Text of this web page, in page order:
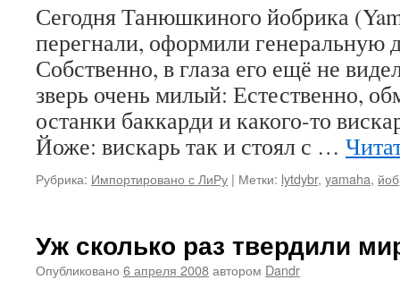
Сегодня Танюшкиного йобрика
перегнали, оформили генеральную
Собственно, в глаза его ещё не
зверь очень милый: Естественно,
останки баккарди и какого-то
Йоже: вискарь так и стоял с …
Рубрика: Импортировано с ЛиРу | Метки: lytdybr, yamaha,
Уж сколько раз твердили
Опубликовано 6 апреля 2008автором Dandr